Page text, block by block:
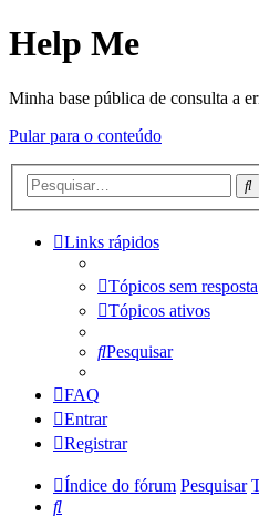
Help Me
Minha base pública de consulta a
Pular para o conteúdo
Links rápidos
Tópicos sem resposta
Tópicos ativos
Pesquisar
FAQ
Entrar
Registrar
Índice do fórum Pesquisar
Pesquisar